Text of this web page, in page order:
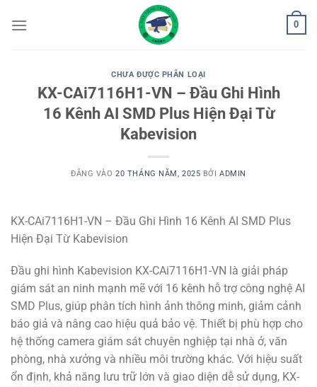
qua
0
CHƯA ĐƯỢC PHÂN LOẠI
KX-CAi7116H1-VN – Đầu Ghi Hình
16 Kênh AI SMD Plus Hiện Đại Từ
Kabevision
ĐĂNG VÀO20 THÁNG NĂM, 2025 BỞIADMIN
KX-CAi7116H1-VN – Đầu Ghi Hình 16 Kênh AI SMD Plus
Hiện Đại Từ Kabevision
Đầu ghi hình Kabevision KX-CAi7116H1-VN là giải pháp
giám sát an ninh mạnh mẽ với 16 kênh hỗ trợ công nghệ AI
SMD Plus, giúp phân tích hình ảnh thông minh, giảm cảnh
báo giả và nâng cao hiệu quả bảo vệ. Thiết bị phù hợp cho
hệ thống camera giám sát chuyên nghiệp tại nhà ở, văn
phòng, nhà xưởng và nhiều môi trường khác. Với hiệu suất
ổn định, khả năng lưu trữ lớn và giao diện dễ sử dụng, KX-